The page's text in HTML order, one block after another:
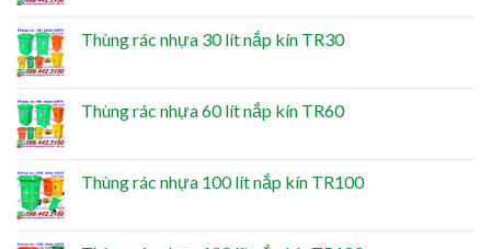
Thùng rác nhựa 30 lít nắp kín TR30
Thùng rác nhựa 60 lít nắp kín TR60
Thùng rác nhựa 100 lít nắp kín TR100